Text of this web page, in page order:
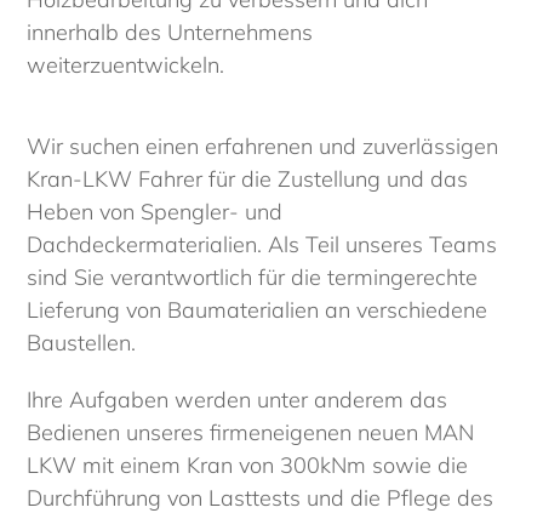
innerhalb des Unternehmens
weiterzuentwickeln.
Wir suchen einen erfahrenen und zuverlässigen
Kran-LKW Fahrer für die Zustellung und das
Heben von Spengler- und
Dachdeckermaterialien. Als Teil unseres Teams
sind Sie verantwortlich für die termingerechte
Lieferung von Baumaterialien an verschiedene
Baustellen.
Ihre Aufgaben werden unter anderem das
Bedienen unseres firmeneigenen neuen MAN
LKW mit einem Kran von 300kNm sowie die
Durchführung von Lasttests und die Pflege des